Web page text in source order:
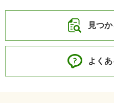
見つ
よく